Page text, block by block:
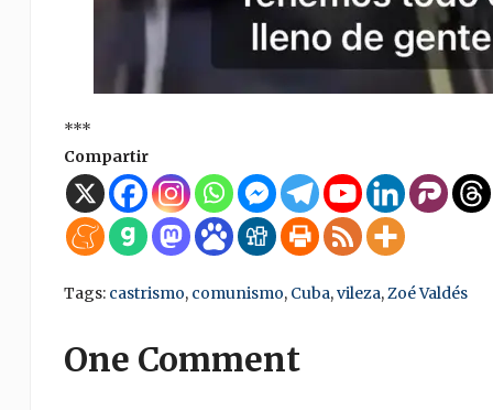
***
Compartir
Tags: castrismo, comunismo, Cuba,vileza,Zoé Valdés
One Comment